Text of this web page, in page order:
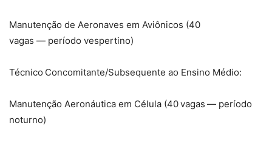
Manutenção de Aeronaves em Aviônicos (40
vagas — período vespertino)
Técnico Concomitante/Subsequente ao Ensino Médio:
Manutenção Aeronáutica em Célula (40 vagas — período
noturno)